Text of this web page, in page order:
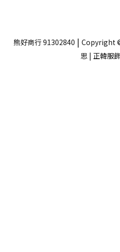
熊好商行 91302840 | Copyright
思 | 正韓服